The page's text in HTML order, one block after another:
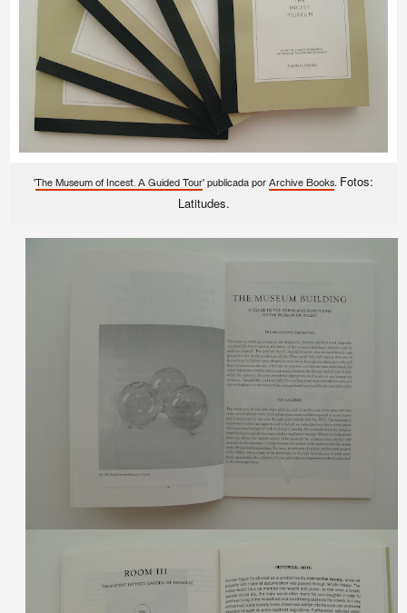
' The Museum of Incest. A Guided Tour' publicada por Archive Books. Fotos:
Latitudes.